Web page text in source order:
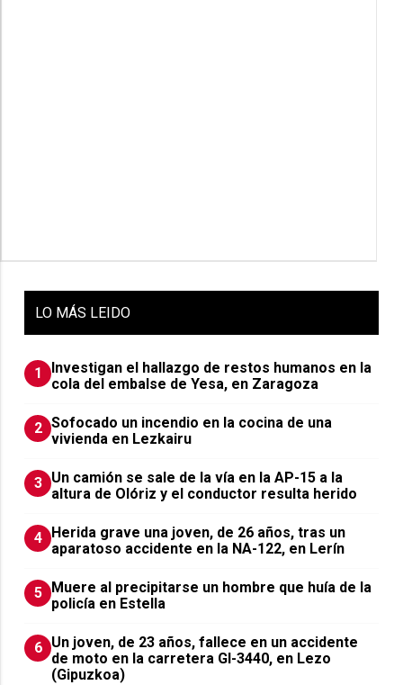
LO MÁS LEIDO
1
Investigan el hallazgo de restos humanos en la
cola del embalse de Yesa, en Zaragoza
2 Sofocado un incendio en la cocina de una
vivienda en Lezkairu
3 Un camión se sale de la vía en la AP-15 a la
altura de Olóriz y el conductor resulta herido
4 Herida grave una joven, de 26 años, tras un
aparatoso accidente en la NA-122, en Lerín
5 Muere al precipitarse un hombre que huía de la
policía en Estella
6 Un joven, de 23 años, fallece en un accidente
de moto en la carretera GI-3440, en Lezo
(Gipuzkoa)